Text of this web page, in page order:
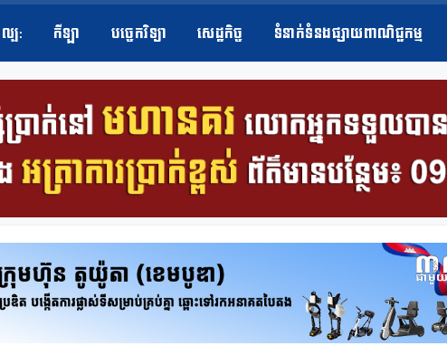
ប​: កីឡា បច្ចេកវិទ្យា សេដ្ឋកិច្ច ទំនាក់ទំនងផ្សាយពាណិជ្ជកម្ម